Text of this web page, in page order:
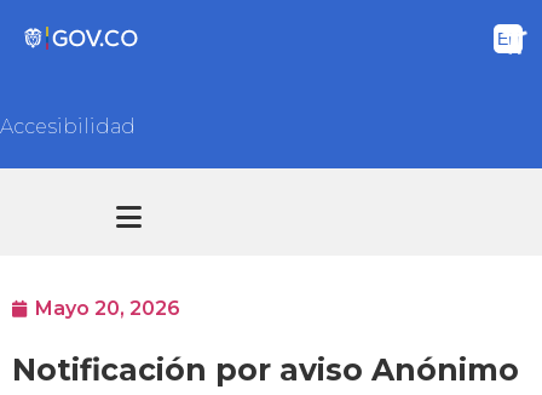
Accesibilidad
Mayo 20, 2026
Notificación por aviso Anónimo